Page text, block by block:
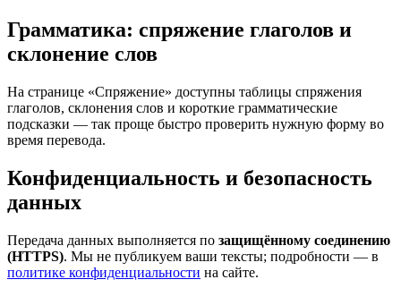
Грамматика: спряжение глаголов и
склонение слов
На странице «Спряжение» доступны таблицы спряжения
глаголов, склонения слов и короткие грамматические
подсказки — так проще быстро проверить нужную форму во
время перевода.
Конфиденциальность и безопасность
данных
Передача данных выполняется по защищённому соединению
(HTTPS). Мы не публикуем ваши тексты; подробности — в
политике конфиденциальности на сайте.